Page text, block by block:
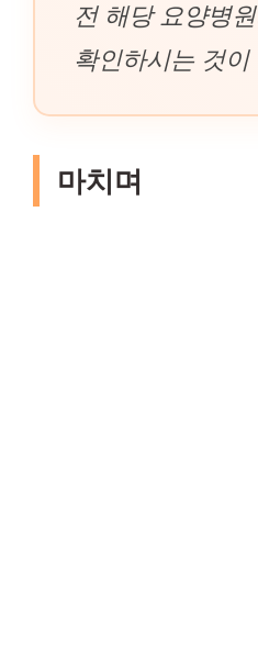
전 해당 요양병
확인하시는 것이
마치며